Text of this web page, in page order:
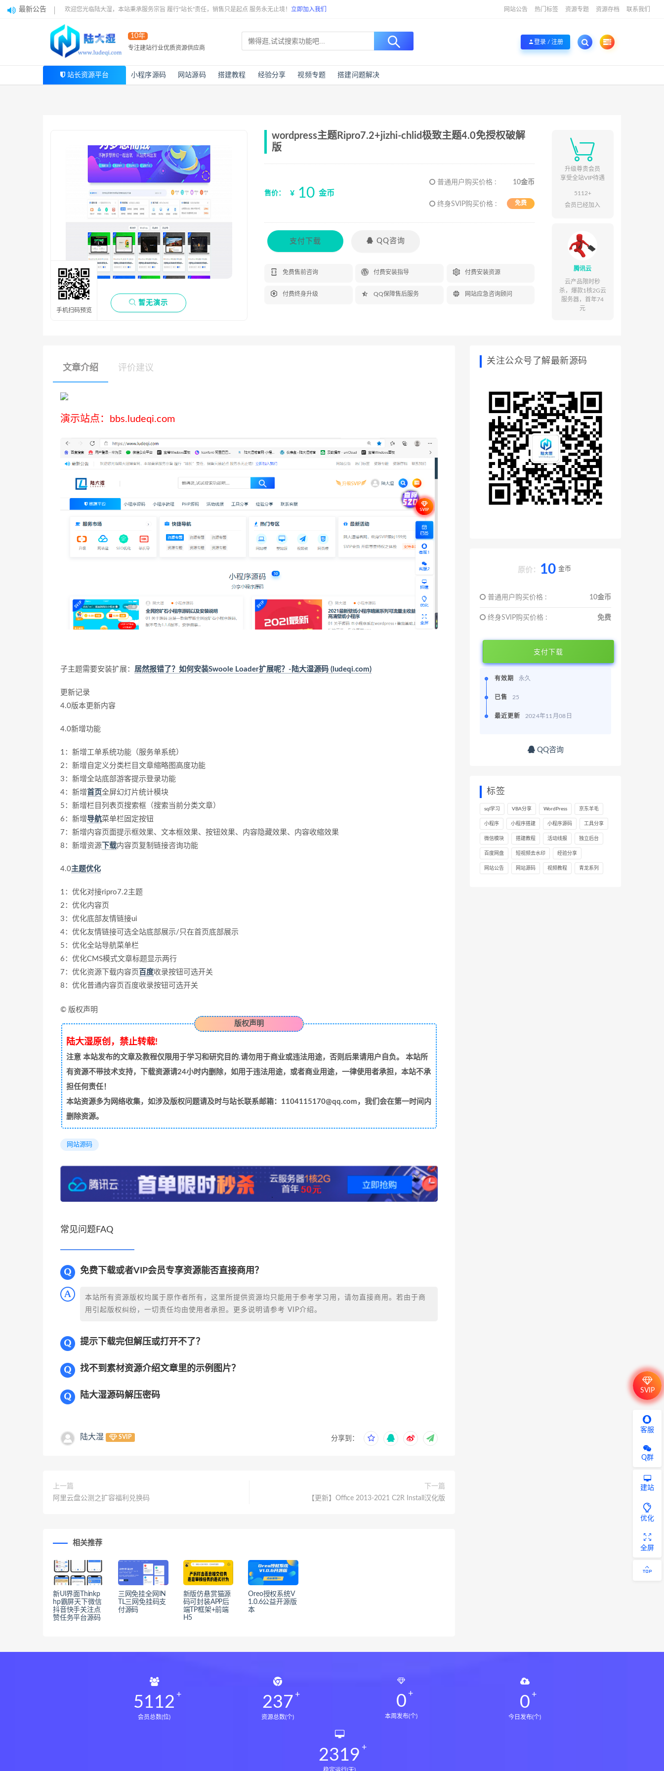
最新公告 欢迎您光临陆大湿，本站秉承服务宗旨 履行“站长”责任，销售只是起点 服务永无止境！ 立即加入我们 网站公告 热门标签 资源专题 资源存档 联系我们
10年
专注建站行业优质资源供应商
登录 / 注册
站长资源平台 小程序源码 网站源码 搭建教程 经验分享 视频专题 搭建问题解决
 暂无演示
手机扫码预览
wordpress主题Ripro7.2+jizhi-chlid极致主题4.0免授权破解
版
售价： ¥ 10 金币
普通用户购买价格 : 10金币
终身SVIP购买价格 : 免费
支付下载  QQ咨询
 免费售前咨询  付费安装指导  付费安装资源
 付费终身升级  QQ保障售后服务  网站应急咨询顾问

升级尊贵会员
享受全站VIP待遇
5112+
会员已经加入
腾讯云
云产品限时秒
杀，爆款1核2G云
服务器，首年74
元
文章介绍 评价建议
演示站点：bbs.ludeqi.com
子主题需要安装扩展： 居然报错了？如何安装Swoole Loader扩展呢？-陆大湿源码 (ludeqi.com)
更新记录
4.0版本更新内容
4.0新增功能
1：新增工单系统功能（服务单系统）
2：新增自定义分类栏目文章缩略图高度功能
3：新增全站底部游客提示登录功能
4：新增首页全屏幻灯片统计模块
5：新增栏目列表页搜索框（搜索当前分类文章）
6：新增导航菜单栏固定按钮
7：新增内容页面提示框效果、文本框效果、按钮效果、内容隐藏效果、内容收缩效果
8：新增资源下载内容页复制链接咨询功能
4.0主题优化
1：优化对接ripro7.2主题
2：优化内容页
3：优化底部友情链接ui
4：优化友情链接可选全站底部展示/只在首页底部展示
5：优化全站导航菜单栏
6：优化CMS模式文章标题显示两行
7：优化资源下载内容页 百度收录按钮可选开关
8：优化普通内容页百度收录按钮可选开关
© 版权声明
版权声明
陆大湿原创，禁止转载!
注意本站发布的文章及教程仅限用于学习和研究目的.请勿用于商业或违法用途，否则后果请用户自负。 本站所
有资源不带技术支持，下载资源请24小时内删除，如用于违法用途，或者商业用途，一律使用者承担，本站不承
担任何责任！
本站资源多为网络收集，如涉及版权问题请及时与站长联系邮箱：1104115170@qq.com，我们会在第一时间内
删除资源。
网站源码
常见问题FAQ
免费下载或者VIP会员专享资源能否直接商用？
本站所有资源版权均属于原作者所有，这里所提供资源均只能用于参考学习用，请勿直接商用。若由于商
用引起版权纠纷，一切责任均由使用者承担。更多说明请参考 VIP介绍。
提示下载完但解压或打开不了？
找不到素材资源介绍文章里的示例图片？
陆大湿源码解压密码
陆大湿 SVIP 分享到：
上一篇
阿里云盘公测之扩容福利兑换码
下一篇
【更新】Office 2013-2021 C2R Install汉化版
相关推荐
新UI界面Thinkp
hp霸屏天下微信
抖音快手关注点
赞任务平台源码
三网免挂全网IN
TL三网免挂码支
付源码
新版仿悬赏猫源
码可封装APP后
端TP框架+前端
H5
Oreo授权系统V
1.0.6公益开源版
本
关注公众号了解最新源码
原价： 10 金币
普通用户购买价格 : 10金币
终身SVIP购买价格 : 免费
支付下载
有效期 永久
已售 25
最近更新 2024年11月08日
QQ咨询
标签
sql学习 VBA分享 WordPress 京东羊毛
小程序 小程序搭建 小程序源码 工具分享
微信模块 搭建教程 活动线报 独立后台
百度网盘 短视频去水印 经验分享
网站公告 网站源码 视频教程 青龙系列
5112
会员总数(位)
237
资源总数(个)
0
本周发布(个)
0
今日发布(个)
2319
稳定运行(天)
SVIP
客服
Q群
建站
优化
全屏